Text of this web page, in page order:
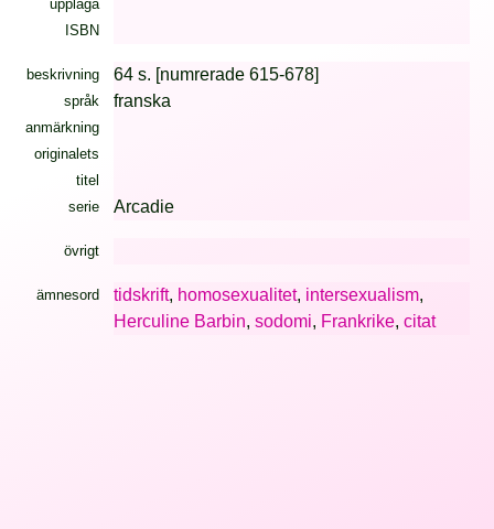
upplaga
ISBN
beskrivning 64 s. [numrerade 615-678]
språk franska
anmärkning
originalets
titel
serie
Arcadie
övrigt
ämnesord tidskrift, homosexualitet, intersexualism,
Herculine Barbin, sodomi, Frankrike, citat